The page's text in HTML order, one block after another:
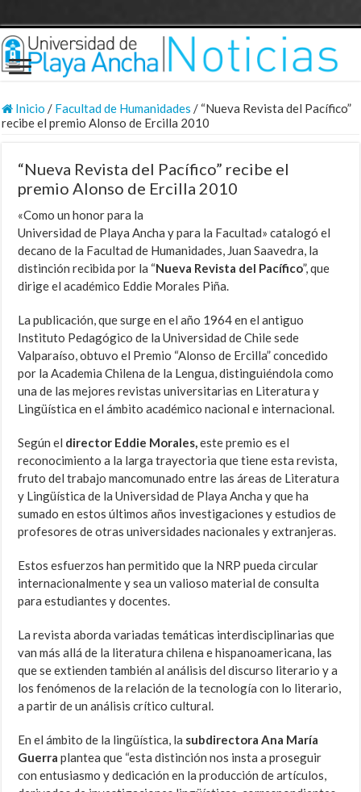
Inicio / Facultad de Humanidades / “Nueva Revista del Pacífico”
recibe el premio Alonso de Ercilla 2010
“Nueva Revista del Pacífico” recibe el
premio Alonso de Ercilla 2010
«Como un honor para la
Universidad de Playa Ancha y para la Facultad» catalogó el
decano de la Facultad de Humanidades, Juan Saavedra, la
distinción recibida por la “Nueva Revista del Pacífico”, que
dirige el académico Eddie Morales Piña.
La publicación, que surge en el año 1964 en el antiguo
Instituto Pedagógico de la Universidad de Chile sede
Valparaíso, obtuvo el Premio “Alonso de Ercilla” concedido
por la Academia Chilena de la Lengua, distinguiéndola como
una de las mejores revistas universitarias en Literatura y
Lingüística en el ámbito académico nacional e internacional.
Según el director Eddie Morales,este premio es el
reconocimiento a la larga trayectoria que tiene esta revista,
fruto del trabajo mancomunado entre las áreas de Literatura
y Lingüística de la Universidad de Playa Ancha y que ha
sumado en estos últimos años investigaciones y estudios de
profesores de otras universidades nacionales y extranjeras.
Estos esfuerzos han permitido que la NRP pueda circular
internacionalmente y sea un valioso material de consulta
para estudiantes y docentes.
La revista aborda variadas temáticas interdisciplinarias que
van más allá de la literatura chilena e hispanoamericana, las
que se extienden también al análisis del discurso literario y a
los fenómenos de la relación de la tecnología con lo literario,
a partir de un análisis crítico cultural.
En el ámbito de la lingüística, la subdirectora Ana María
Guerra plantea que “esta distinción nos insta a proseguir
con entusiasmo y dedicación en la producción de artículos,